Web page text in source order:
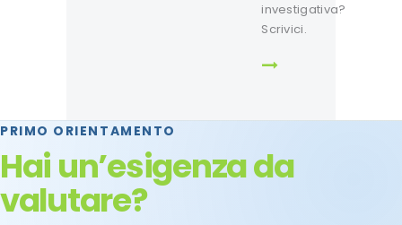
investigativa?
Scrivici.
PRIMO ORIENTAMENTO
Hai un’esigenza da
valutare?